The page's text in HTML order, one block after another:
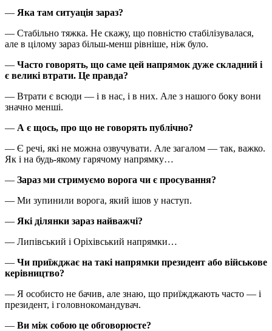
— Яка там ситуація зараз?
— Стабільно тяжка. Не скажу, що повністю стабілізувалася,
але в цілому зараз більш-менш рівніше, ніж було.
— Часто говорять, що саме цей напрямок дуже складний і
є великі втрати. Це правда?
— Втрати є всюди — і в нас, і в них. Але з нашого боку вони
значно менші.
— А є щось, про що не говорять публічно?
— Є речі, які не можна озвучувати. Але загалом — так, важко.
Як і на будь-якому гарячому напрямку…
— Зараз ми стримуємо ворога чи є просування?
— Ми зупинили ворога, який ішов у наступ.
— Які ділянки зараз найважчі?
— Липівський і Оріхівський напрямки…
— Чи приїжджає на такі напрямки президент або військове
керівництво?
— Я особисто не бачив, але знаю, що приїжджають часто — і
президент, і головнокомандувач.
— Ви між собою це обговорюєте?